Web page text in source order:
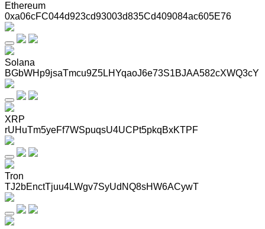
Ethereum
0xa06cFC044d923cd93003d835Cd409084ac605E76
Solana
BGbWHp9jsaTmcu9Z5LHYqaoJ6e73S1BJAA582cXWQ3cY
XRP
rUHuTm5yeFf7WSpuqsU4UCPt5pkqBxKTPF
Tron
TJ2bEnctTjuu4LWgv7SyUdNQ8sHW6ACywT